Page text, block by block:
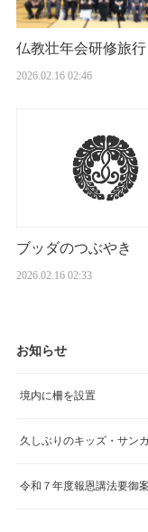
仏教壮年会研修旅行
2026.02.16 02:46
ブッダのつぶやき
2026.02.16 02:33
お知らせ
境内に柵を設置
久しぶりのキッズ・サン
令和７年度報恩講法要御